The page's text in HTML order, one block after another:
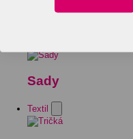
Sady
Textil